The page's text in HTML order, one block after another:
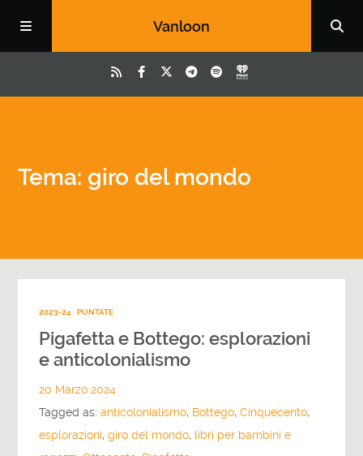
Vanloon
Tema: giro del mondo
2023-24 PUNTATE
Pigafetta e Bottego: esplorazioni
e anticolonialismo
20 Marzo 2024
Tagged as:anticolonialismo, Bottego,Cinquecento,
esplorazioni,giro del mondo, libri per bambini e